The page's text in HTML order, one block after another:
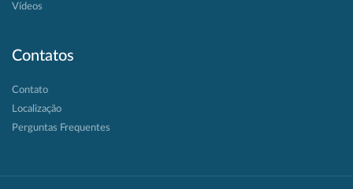
Vídeos
Contatos
Contato
Localização
Perguntas Frequentes